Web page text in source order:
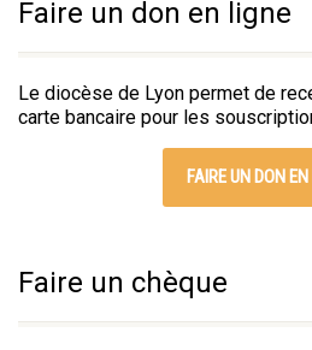
Faire un don en ligne
Le diocèse de Lyon permet de
carte bancaire pour les
FAIRE UN DON
Faire un chèque